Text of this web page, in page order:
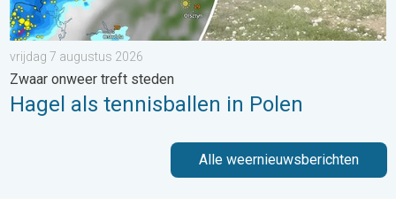
vrijdag 7 augustus 2026
Zwaar onweer treft steden
Hagel als tennisballen in Polen
Alle weernieuwsberichten